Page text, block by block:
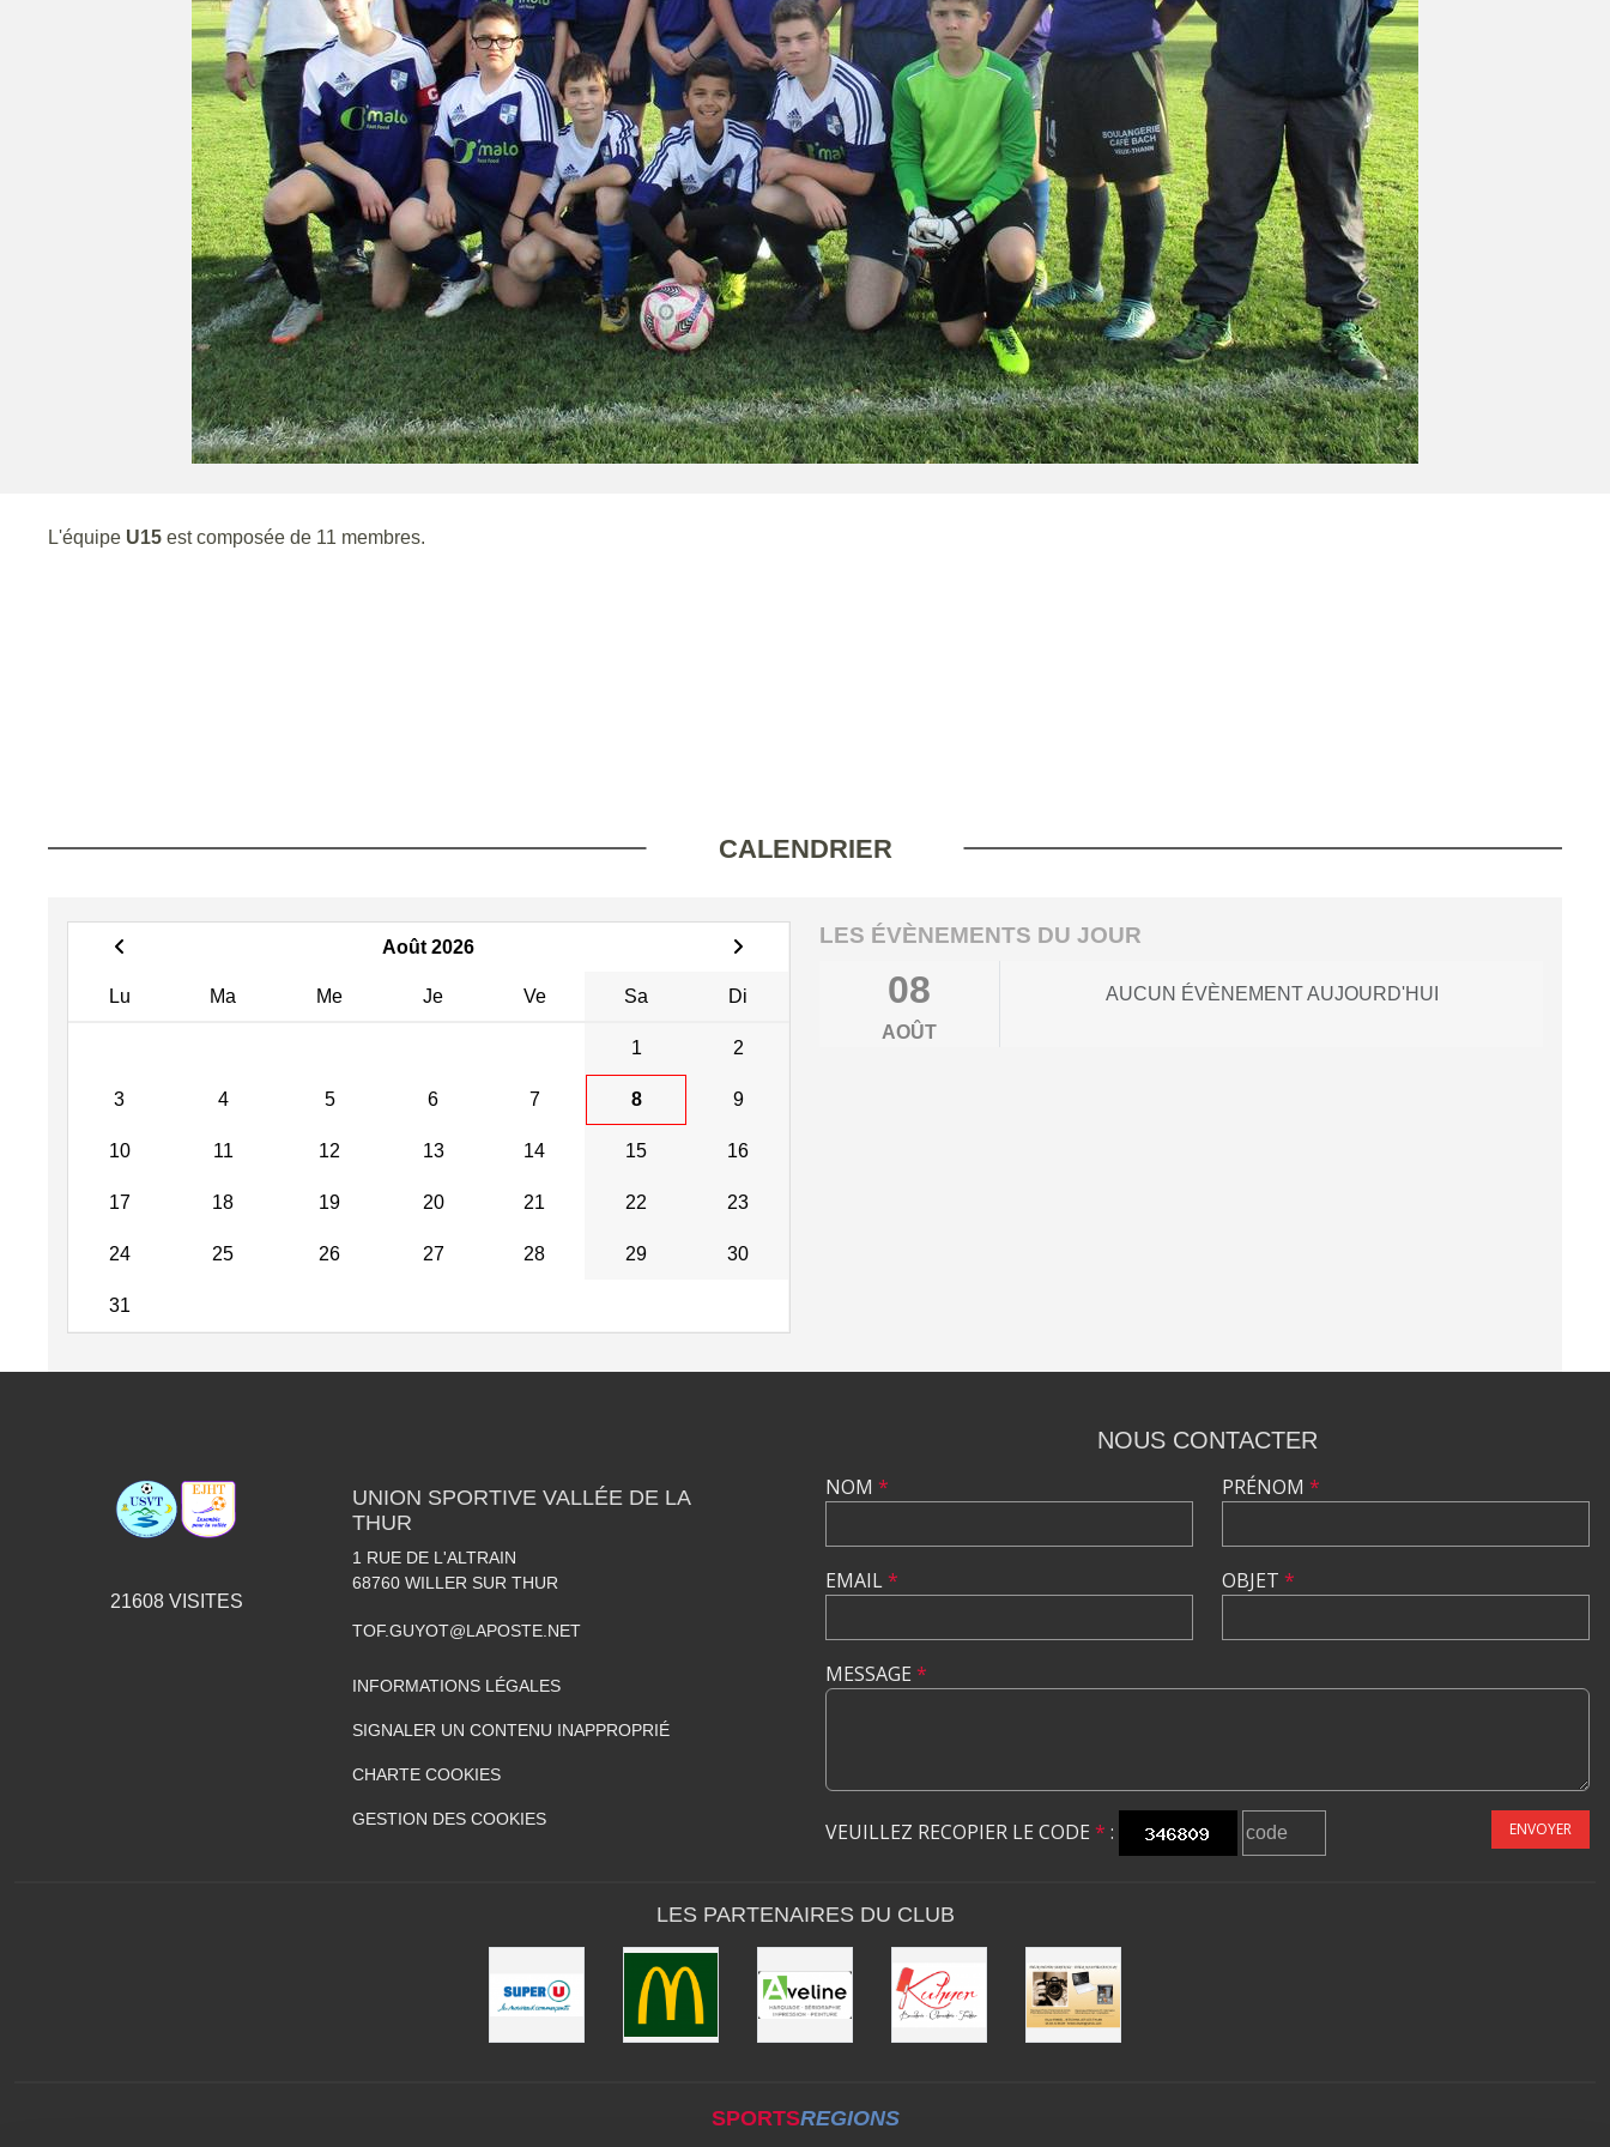
L'équipe U15 est composée de 11 membres.
CALENDRIER
Août 2026
Lu Ma Me Je Ve Sa Di
1 2
3 4 5 6 7 8 9
10 11 12 13 14 15 16
17 18 19 20 21 22 23
24 25 26 27 28 29 30
31
LES ÉVÈNEMENTS DU JOUR
08
AOÛT
AUCUN ÉVÈNEMENT AUJOURD'HUI
21608VISITES
UNION SPORTIVE VALLÉE DE LA
THUR
1 RUE DE L'ALTRAIN
68760 WILLER SUR THUR
TOF.GUYOT@LAPOSTE.NET
INFORMATIONS LÉGALES
SIGNALER UN CONTENU INAPPROPRIÉ
CHARTE COOKIES
GESTION DES COOKIES
NOUS CONTACTER
NOM *
EMAIL*
PRÉNOM *
OBJET *
MESSAGE *
VEUILLEZ RECOPIER LE CODE * : ENVOYER
LES PARTENAIRES DU CLUB
SPORTSREGIONS